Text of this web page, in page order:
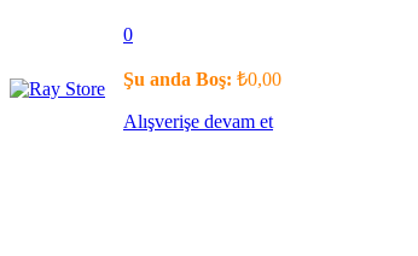
0
Şu anda Boş: ₺0,00
Alışverişe devam et